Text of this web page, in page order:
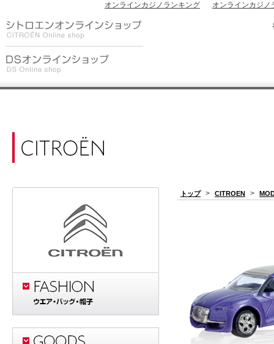
オンラインカジノランキング オンラインカジノ
トップ > CITROEN >